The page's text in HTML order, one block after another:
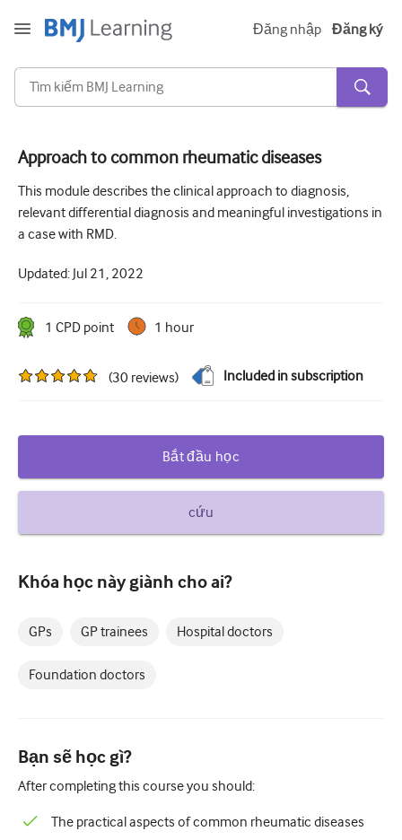
Đăng nhập Đăng ký
Cấp tính và khẩn cấp
Dị ứng
Kĩ năng giao tiếp
Huyết học
Cơ xương khớp
Thần kinh
nhãn khoa
Nhi Khoa
Approach to common rheumatic diseases
This module describes the clinical approach to diagnosis,
relevant differential diagnosis and meaningful investigations in
a case with RMD.
Updated: Jul 21, 2022
1 CPD point 1 hour
(30 reviews) Included in subscription
Bắt đầu học
cứu
Khóa học này giành cho ai?
GPs GP trainees Hospital doctors
Foundation doctors
Bạn sẽ học gì?
After completing this course you should:
The practical aspects of common rheumatic diseases